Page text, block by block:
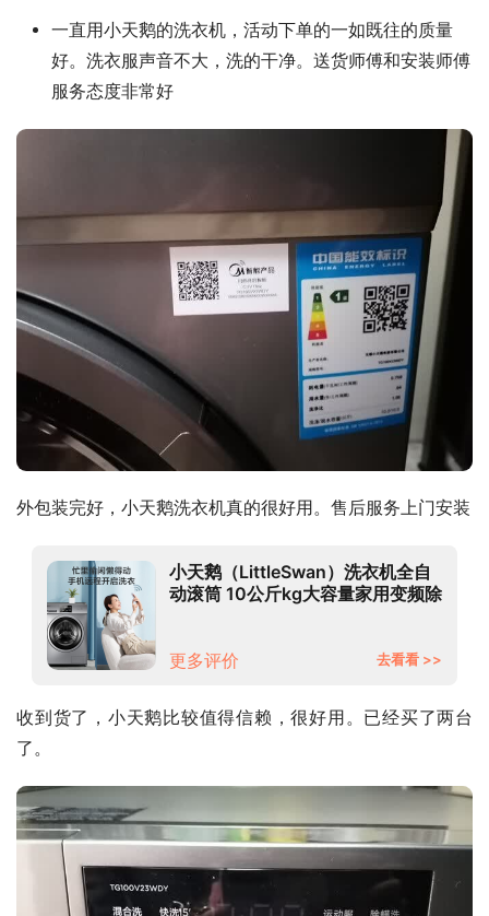
一直用小天鹅的洗衣机，活动下单的一如既往的质量
好。洗衣服声音不大，洗的干净。送货师傅和安装师傅
服务态度非常好
外包装完好，小天鹅洗衣机真的很好用。售后服务上门安装
小天鹅（LittleSwan）洗衣机全自
动滚筒 10公斤kg大容量家用变频除
更多评价
去看看 >>
收到货了，小天鹅比较值得信赖，很好用。已经买了两台
了。